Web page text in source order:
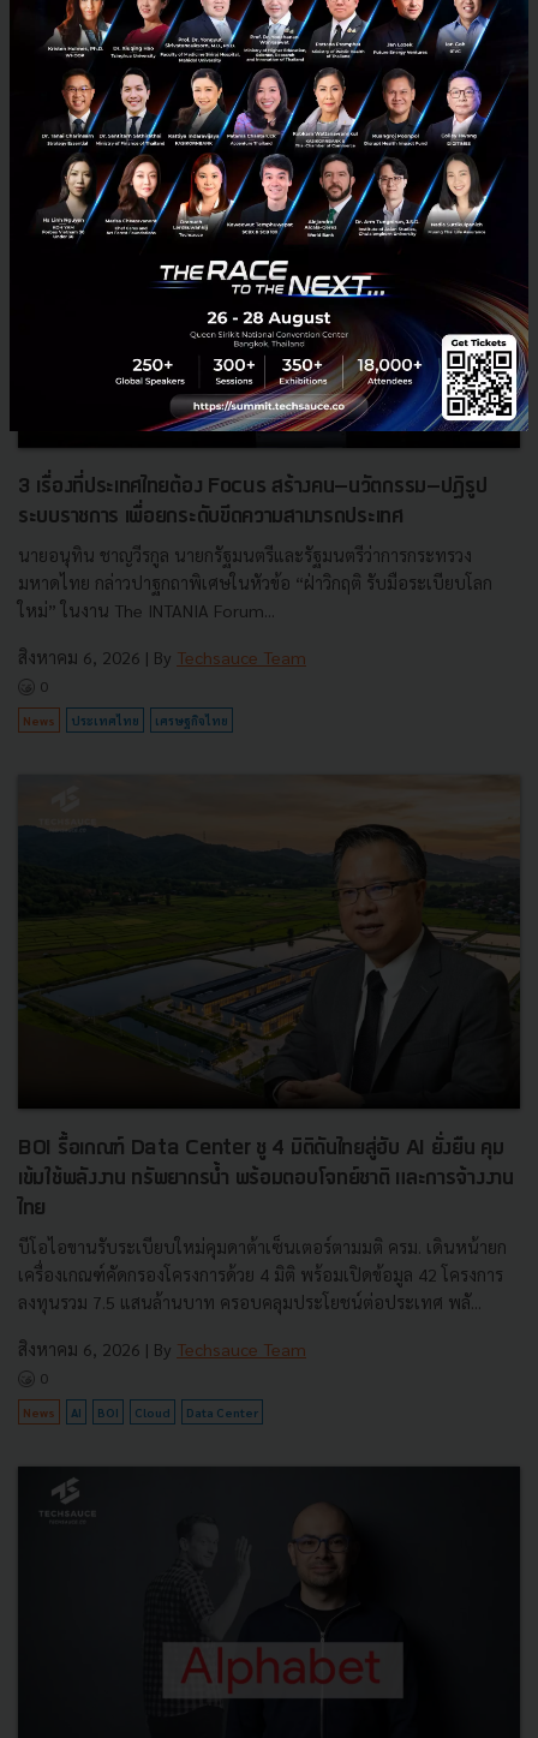
RELATED ARTICLE
3 เรื่องที่ประเทศไทยต้อง Focus สร้างคน–นวัตกรรม–ปฏิรูป
ระบบราชการ เพื่อยกระดับขีดความสามารถประเทศ
นายอนุทิน ชาญวีรกูล นายกรัฐมนตรีและรัฐมนตรีว่าการกระทรวง
มหาดไทย กล่าวปาฐกถาพิเศษในหัวข้อ “ฝ่าวิกฤติ รับมือระเบียบโลก
ใหม่” ในงาน The INTANIA Forum...
สิงหาคม 6, 2026 | By Techsauce Team
0
News ประเทศไทย เศรษฐกิจไทย
BOI รื้อเกณฑ์ Data Center ชู 4 มิติดันไทยสู่ฮับ AI ยั่งยืน คุม
เข้มใช้พลังงาน ทรัพยากรน้ำ พร้อมตอบโจทย์ชาติ และการจ้างงาน
ไทย
บีโอไอขานรับระเบียบใหม่คุมดาต้าเซ็นเตอร์ตามมติ ครม. เดินหน้ายก
เครื่องเกณฑ์คัดกรองโครงการด้วย 4 มิติ พร้อมเปิดข้อมูล 42 โครงการ
ลงทุนรวม 7.5 แสนล้านบาท ครอบคลุมประโยชน์ต่อประเทศ พลั...
สิงหาคม 6, 2026 | By Techsauce Team
0
News AI BOI Cloud Data Center